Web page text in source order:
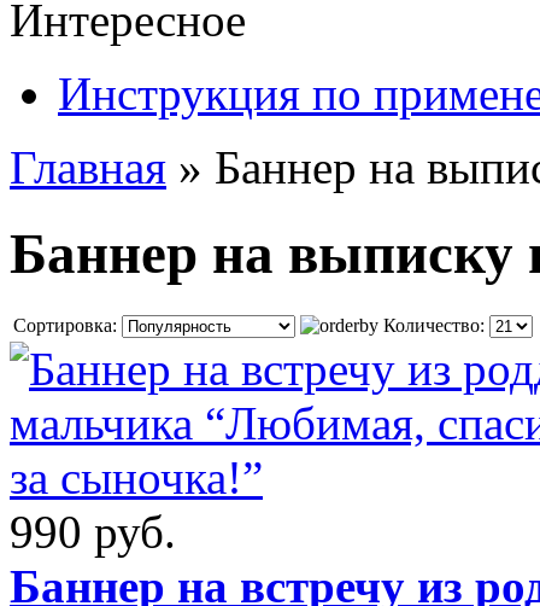
Интересное
Инструкция по
Главная » Баннер на
Баннер на выписку
Сортировка: Количество:
990 руб.
Баннер на встречу из